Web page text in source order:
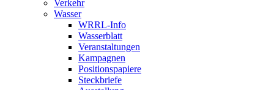
Verkehr
Wasser
WRRL-Info
Wasserblatt
Veranstaltungen
Kampagnen
Positionspapiere
Steckbriefe